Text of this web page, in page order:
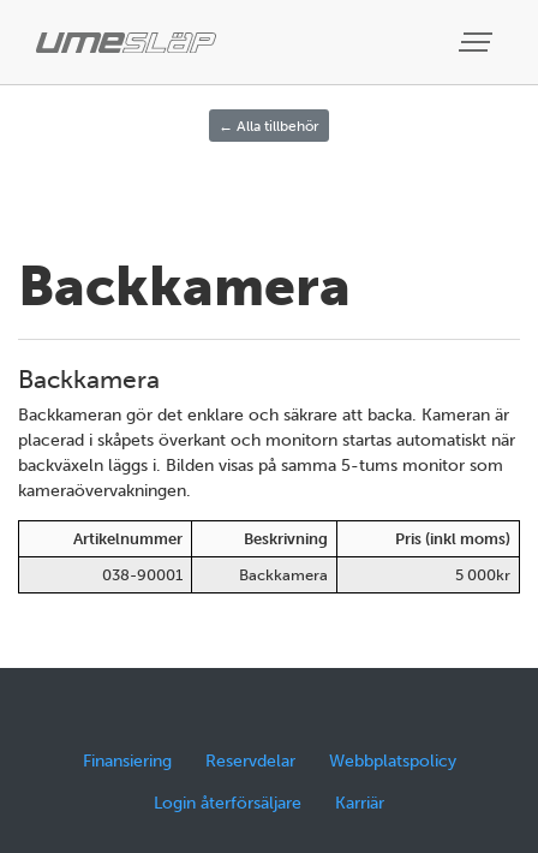
← Alla tillbehör
Backkamera
Backkamera
Backkameran gör det enklare och säkrare att backa. Kameran är
placerad i skåpets överkant och monitorn startas automatiskt när
backväxeln läggs i. Bilden visas på samma 5-tums monitor som
kameraövervakningen.
Artikelnummer Beskrivning
Pris (inkl moms)
038-90001
Backkamera 5 000kr
Finansiering Reservdelar Webbplatspolicy
Login återförsäljare Karriär